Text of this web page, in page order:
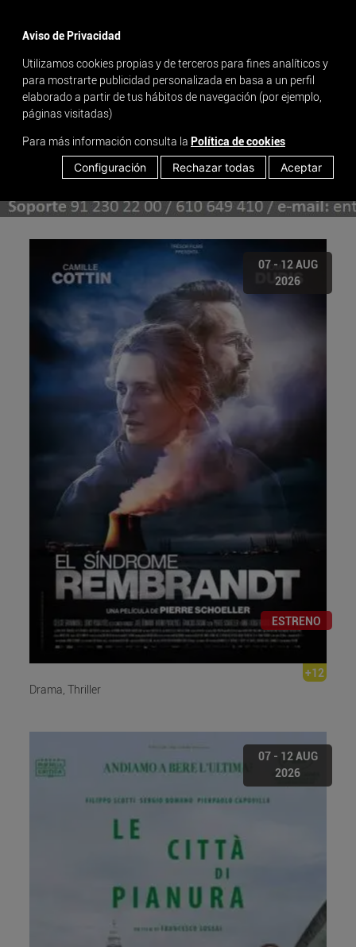
Aviso de Privacidad
Utilizamos cookies propias y de terceros para fines analíticos y
para mostrarte publicidad personalizada en basa a un perfil
elaborado a partir de tus hábitos de navegación (por ejemplo,
páginas visitadas)
Para más información consulta la Política de cookies
Configuración Rechazar todas Aceptar
07 - 12 AUG
2026
ESTRENO
+12
Drama, Thriller
07 - 12 AUG
2026